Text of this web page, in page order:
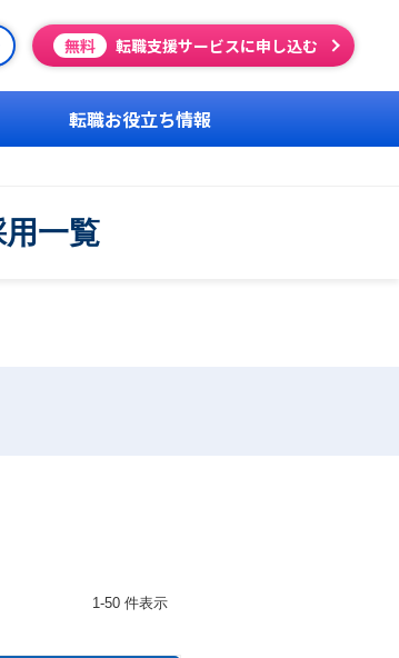
無料 転職支援サービスに申し込む
転職お役立ち情報
一覧
1-50 件表示